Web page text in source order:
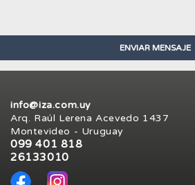
info@iza.com.uy
Arq. Raúl Lerena Acevedo 1437
Montevideo - Uruguay
099 401 818
26133010